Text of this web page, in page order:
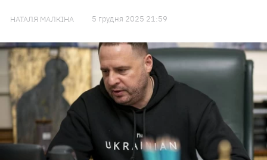
НАТАЛЯ МАЛКІНА 5 грудня 2025 21:59